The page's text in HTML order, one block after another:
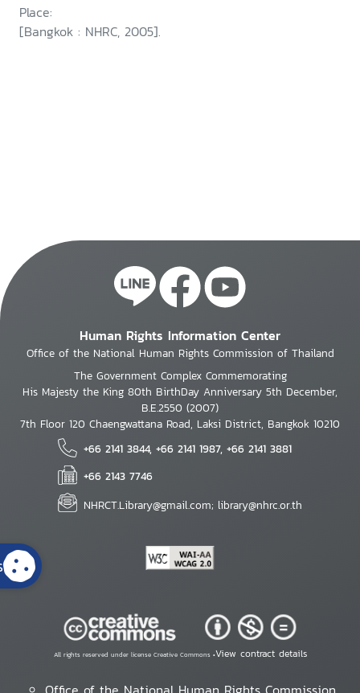
persons
Place:
[Bangkok : NHRC, 2005].
Human Rights Information Center
Office of the National Human Rights Commission of Thailand
The Government Complex Commemorating
His Majesty the King 80th BirthDay Anniversary 5th December,
B.E.2550 (2007)
7th Floor 120 Chaengwattana Road, Laksi District, Bangkok 10210
+66 2141 3844, +66 2141 1987, +66 2141 3881
+66 2143 7746
NHRCT.Library@gmail.com; library@nhrc.or.th
All rights reserved under license Creative Commons •View contract details